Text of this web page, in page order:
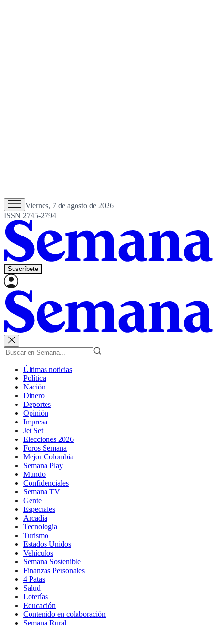
Viernes, 7 de agosto de 2026
ISSN 2745-2794
Suscríbete
Últimas noticias
Política
Nación
Dinero
Deportes
Opinión
Impresa
Jet Set
Elecciones 2026
Foros Semana
Mejor Colombia
Semana Play
Mundo
Confidenciales
Semana TV
Gente
Especiales
Arcadia
Tecnología
Turismo
Estados Unidos
Vehículos
Semana Sostenible
Finanzas Personales
4 Patas
Salud
Loterías
Educación
Contenido en colaboración
Semana Rural